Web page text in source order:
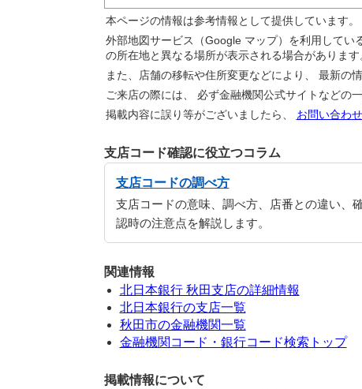
本ページの情報は参考情報として提供しています。
外部地図サービス（Google マップ）を利用して
の所在地と異なる場所が表示される場合があります
また、店舗の移転や住所変更などにより、 最新の
ご来店の際には、 必ず金融機関公式サイトなどの
掲載内容に誤り等がございましたら、 お問い合わせ
支店コード確認に役立つコラム
支店コードの調べ方
支店コードの意味、調べ方、店番との違い、
認時の注意点を解説します。
関連情報
北日本銀行 秋田支店の詳細情報
北日本銀行の支店一覧
秋田市の金融機関一覧
金融機関コード・銀行コード検索トップ
掲載情報について